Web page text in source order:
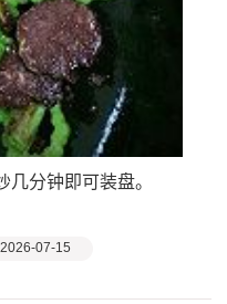
分钟即可装盘。
07-15